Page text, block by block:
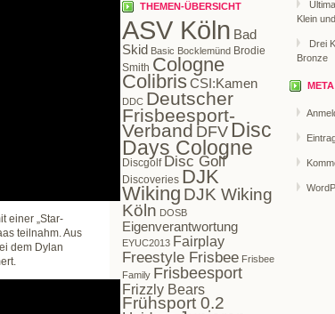
einer „Star-
teilnahm. Aus
dem Dylan
THEMEN-ÜBERSICHT
ASV Köln Bad
Skid Basic Bocklemünd Brodie
Smith Cologne
ColibrisCSI:Kamen
DDC Deutscher
Frisbeesport-
Verband DFV Disc
Days Cologne
Discgolf Disc Golf
Discoveries DJK
Wiking DJK Wiking
Köln DOSB
Eigenverantwortung
EYUC2013 Fairplay
Freestyle Frisbee Frisbee
Family Frisbeesport
Frizzly Bears
Frühsport 0.2
Klein
Drei
Bronze
META